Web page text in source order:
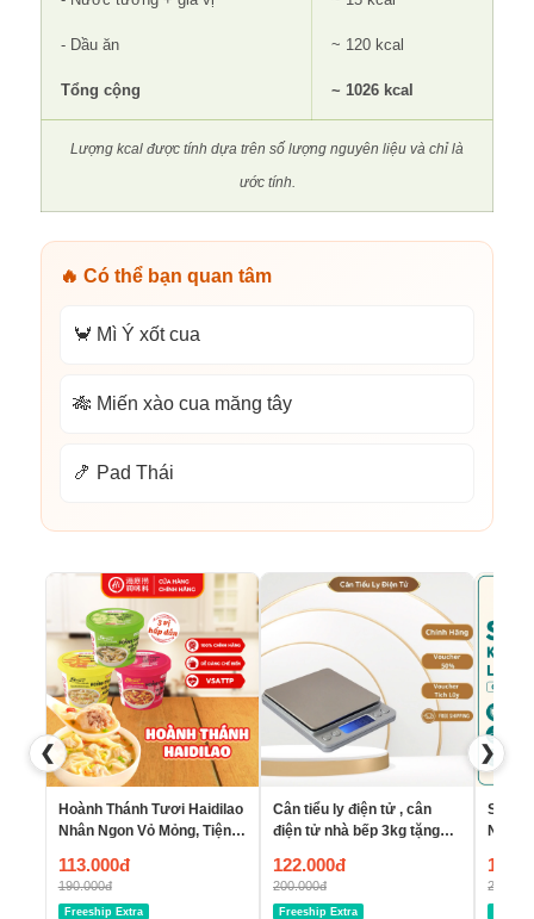
- Dầu ăn
Tổng cộng
~ 120 kcal
~ 1026 kcal
Lượng kcal được tính dựa trên số lượng nguyên liệu và chỉ là
ước tính.
🔥 Có thể bạn quan tâm
🦀 Mì Ý xốt cua
🎋 Miến xào cua măng tây
🍤 Pad Thái
❮
Hoành Thánh Tươi Haidilao
Nhân Ngon Vỏ Mỏng, Tiện
113.000đ
190.000đ
Freeship Extra
Cân tiểu ly điện tử , cân
điện tử nhà bếp 3kg tặng
viên pin AAA New
122.000đ
200.000đ
Freeship Extra
Set
Nồi
Đựng
18cm
20.000đ
❯